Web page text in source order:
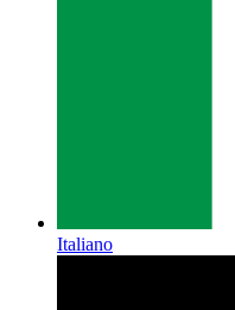
Italiano